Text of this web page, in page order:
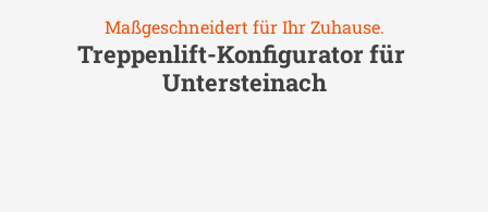
Maßgeschneidert für Ihr Zuhause.
Treppenlift-Konfigurator für
Untersteinach